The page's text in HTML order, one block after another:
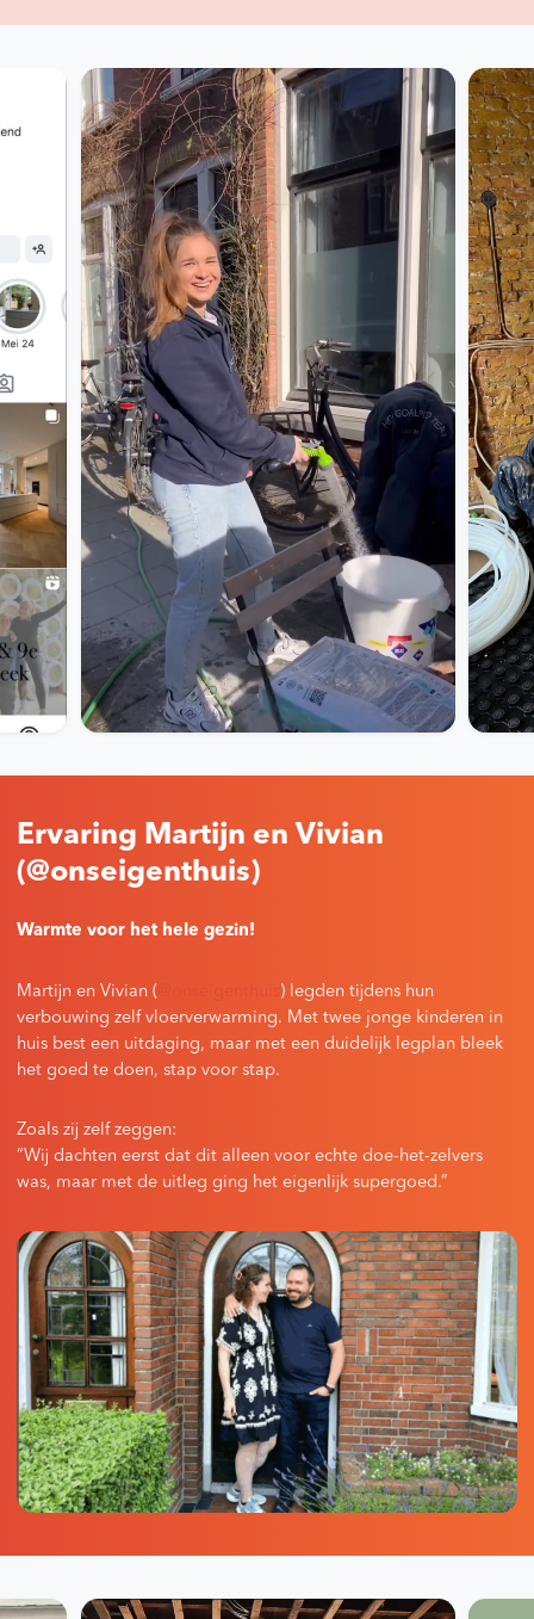
Ervaring Martijn en Vivian
(@onseigenthuis)
Warmte voor het hele gezin!
Martijn en Vivian (
) legden tijdens hun
verbouwing zelf vloerverwarming. Met twee jonge kinderen in
huis best een uitdaging, maar met een duidelijk legplan bleek
het goed te doen, stap voor stap.
Zoals zij zelf zeggen:
“Wij dachten eerst dat dit alleen voor echte doe-het-zelvers
was, maar met de uitleg ging het eigenlijk supergoed.”